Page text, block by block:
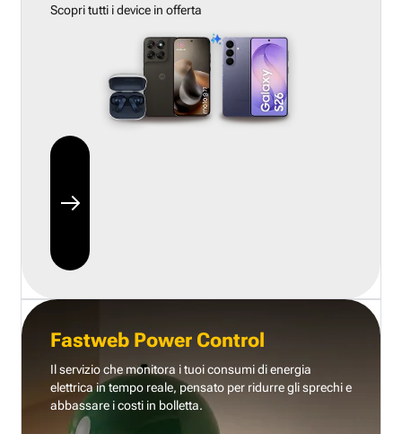
Scopri tutti i device in offerta
Fastweb Power Control
Il servizio che monitora i tuoi consumi di energia
elettrica in tempo reale, pensato per ridurre gli sprechi e
abbassare i costi in bolletta.